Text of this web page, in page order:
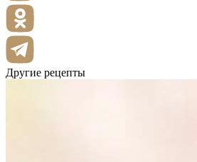
Другие рецепты